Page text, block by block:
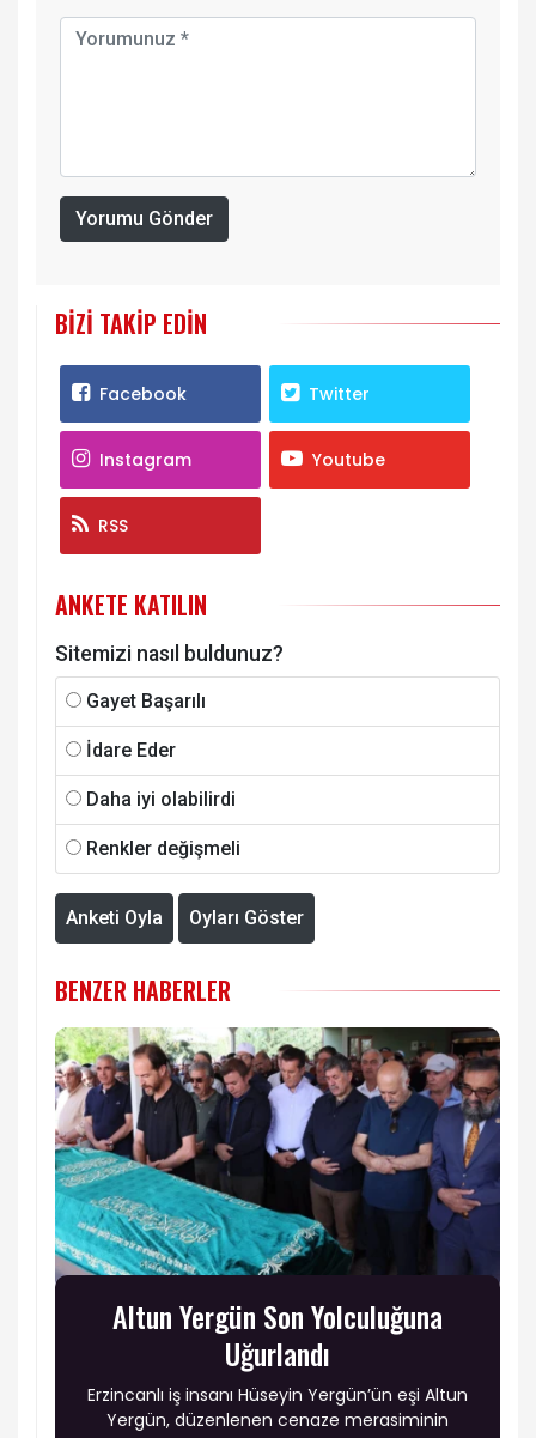
Yorumu Gönder
BIZI TAKIP EDIN
Facebook Twitter
Instagram Youtube
RSS
ANKETE KATILIN
Sitemizi nasıl buldunuz?
Gayet Başarılı
İdare Eder
Daha iyi olabilirdi
Renkler değişmeli
Anketi Oyla Oyları Göster
BENZER HABERLER
Altun Yergün Son Yolculuğuna
Uğurlandı
Erzincanlı iş insanı Hüseyin Yergün’ün eşi Altun
Yergün, düzenlenen cenaze merasiminin